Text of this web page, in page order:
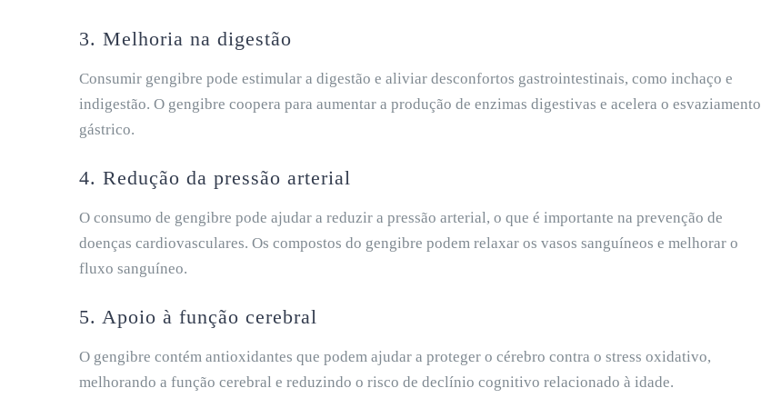
3. Melhoria na digestão
Consumir gengibre pode estimular a digestão e aliviar desconfortos gastrointestinais, como inchaço e
indigestão. O gengibre coopera para aumentar a produção de enzimas digestivas e acelera o esvaziamento
gástrico.
4. Redução da pressão arterial
O consumo de gengibre pode ajudar a reduzir a pressão arterial, o que é importante na prevenção de
doenças cardiovasculares. Os compostos do gengibre podem relaxar os vasos sanguíneos e melhorar o
fluxo sanguíneo.
5. Apoio à função cerebral
O gengibre contém antioxidantes que podem ajudar a proteger o cérebro contra o stress oxidativo,
melhorando a função cerebral e reduzindo o risco de declínio cognitivo relacionado à idade.